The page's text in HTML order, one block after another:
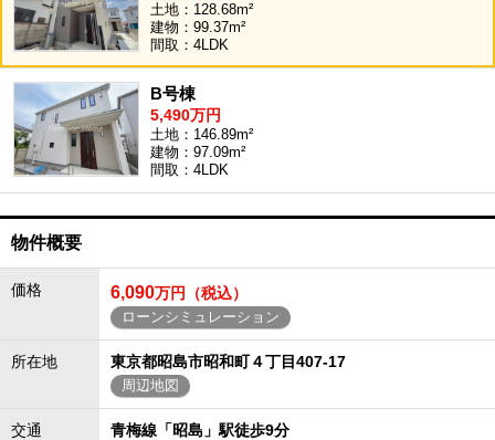
土地：128.68m²
建物：99.37m²
間取：4LDK
B号棟
5,490万円
土地：146.89m²
建物：97.09m²
間取：4LDK
物件概要
価格 6,090万円（税込）
ローンシミュレーション
所在地 東京都昭島市昭和町４丁目407-17
周辺地図
交通
青梅線「昭島」駅徒歩9分